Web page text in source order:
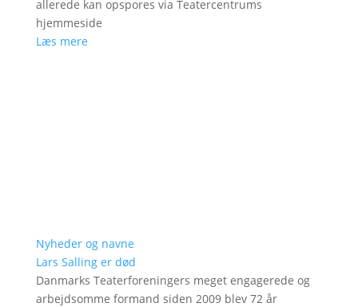
allerede kan opspores via Teatercentrums
hjemmeside
Læs mere
Nyheder og navne
Lars Salling er død
Danmarks Teaterforeningers meget engagerede og
arbejdsomme formand siden 2009 blev 72 år